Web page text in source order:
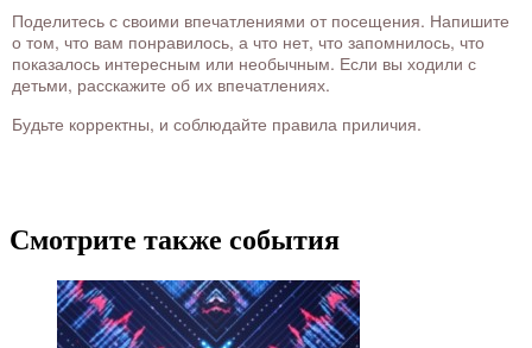
Поделитесь с своими впечатлениями от посещения. Напишите
о том, что вам понравилось, а что нет, что запомнилось, что
показалось интересным или необычным. Если вы ходили с
детьми, расскажите об их впечатлениях.
Будьте корректны, и соблюдайте правила приличия.
Смотрите также события